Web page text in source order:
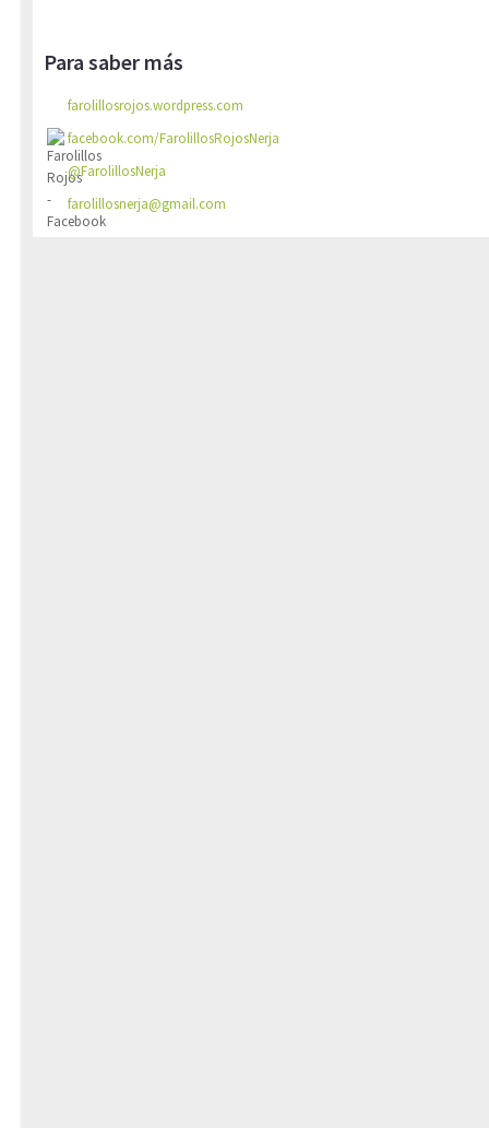
Para saber más
farolillosrojos.wordpress.com
facebook.com/FarolillosRojosNerja
@FarolillosNerja
farolillosnerja@gmail.com